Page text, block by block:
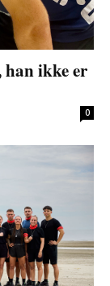
han ikke er
0